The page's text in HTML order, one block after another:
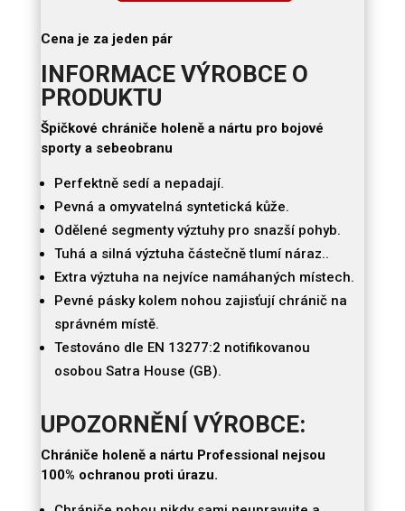
PIRAN
Cena je za jeden pár
INFORMACE VÝROBCE O
PRODUKTU
Špičkové chrániče holeně a nártu pro bojové
sporty a sebeobranu
Perfektně sedí a nepadají.
Pevná a omyvatelná syntetická kůže.
Odělené segmenty výztuhy pro snazší pohyb.
Tuhá a silná výztuha částečně tlumí náraz..
Extra výztuha na nejvíce namáhaných místech.
Pevné pásky kolem nohou zajisťují chránič na
správném místě.
Testováno dle EN 13277:2 notifikovanou
osobou Satra House (GB).
UPOZORNĚNÍ VÝROBCE:
Chrániče holeně a nártu Professional nejsou
100% ochranou proti úrazu.